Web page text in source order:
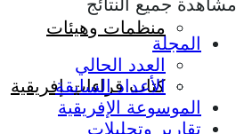
منظمات وهيئات
كتاب قراءات إفريقية
مشاهدة جميع النتائج
المجلة
العدد الحالي
الأعداد السابقة
الموسوعة الإفريقية
تقارير وتحليلات